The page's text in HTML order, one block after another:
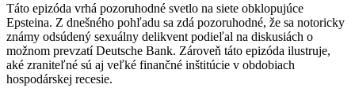
Táto epizóda vrhá pozoruhodné svetlo na siete obklopujúce
Epsteina. Z dnešného pohľadu sa zdá pozoruhodné, že sa notoricky
známy odsúdený sexuálny delikvent podieľal na diskusiách o
možnom prevzatí Deutsche Bank. Zároveň táto epizóda ilustruje,
aké zraniteľné sú aj veľké finančné inštitúcie v obdobiach
hospodárskej recesie.